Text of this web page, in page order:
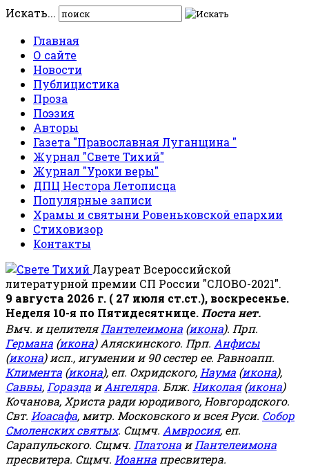
Искать...
Главная
О сайте
Новости
Публицистика
Проза
Поэзия
Авторы
Газета "Православная Луганщина "
Журнал "Свете Тихий"
Журнал "Уроки веры"
ДПЦ Нестора Летописца
Популярные записи
Храмы и святыни Ровеньковской епархии
Стиховизор
Контакты
Лауреат Всероссийской
литературной премии СП России "СЛОВО-2021".
9 августа 2026 г. ( 27 июля ст.ст.), воскресенье.
Неделя 10-я по Пятидесятнице. Поста нет.
Вмч. и целителяПантелеимона (икона). Прп.
Германа (икона) Аляскинского. Прп. Анфисы
(икона) исп., игумении и 90 сестер ее. Равноапп.
Климента (икона), еп. Охридского, Наума (икона),
Саввы, Горазда иАнгеляра. Блж. Николая(икона)
Кочанова, Христа ради юродивого, Новгородского.
Свт. Иоасафа, митр. Московского и всея Руси. Собор
Смоленских святых. Сщмч. Амвросия, еп.
Сарапульского. Сщмч. Платона иПантелеимона
пресвитера. Сщмч. Иоанна пресвитера.